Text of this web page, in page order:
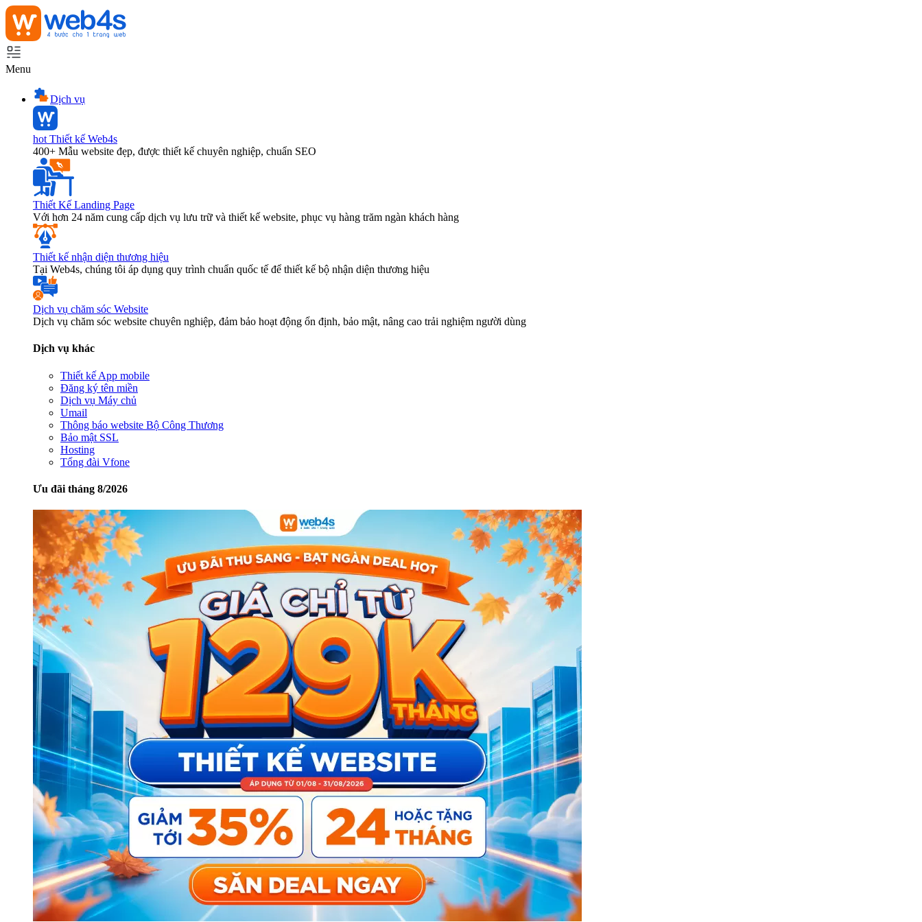
Menu
Dịch vụ
hot Thiết kế Web4s
400+ Mẫu website đẹp, được thiết kế chuyên nghiệp, chuẩn SEO
Thiết Kế Landing Page
Với hơn 24 năm cung cấp dịch vụ lưu trữ và thiết kế website, phục vụ hàng trăm ngàn khách hàng
Thiết kế nhận diện thương hiệu
Tại Web4s, chúng tôi áp dụng quy trình chuẩn quốc tế để thiết kế bộ nhận diện thương hiệu
Dịch vụ chăm sóc Website
Dịch vụ chăm sóc website chuyên nghiệp, đảm bảo hoạt động ổn định, bảo mật, nâng cao trải nghiệm người dùng
Dịch vụ khác
Thiết kế App mobile
Đăng ký tên miền
Dịch vụ Máy chủ
Umail
Thông báo website Bộ Công Thương
Bảo mật SSL
Hosting
Tổng đài Vfone
Ưu đãi tháng 8/2026